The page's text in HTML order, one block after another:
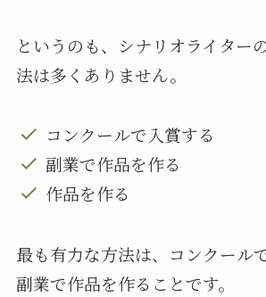
というのも、シナリオライター
法は多くありません。
コンクールで入賞する
副業で作品を作る
作品を作る
最も有力な方法は、コンクール
副業で作品を作ることです。